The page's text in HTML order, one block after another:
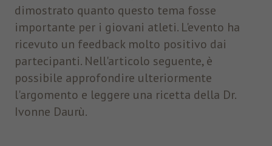
dimostrato quanto questo tema fosse
importante per i giovani atleti. L'evento ha
ricevuto un feedback molto positivo dai
partecipanti. Nell'articolo seguente, è
possibile approfondire ulteriormente
l'argomento e leggere una ricetta della Dr.
Ivonne Daurù.